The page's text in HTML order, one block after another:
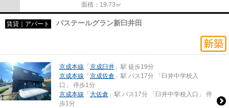
面積：19.73㎡
賃貸｜アパート パステールグラン新臼井田
京成本線 「京成臼井 」駅 徒歩19分
京成本線 「京成佐倉 」駅 バス17分 「臼井中学校入
口」 停歩1分
京成本線 「大佐倉 」駅 バス17分 「臼井中学校入口」 停
歩1分